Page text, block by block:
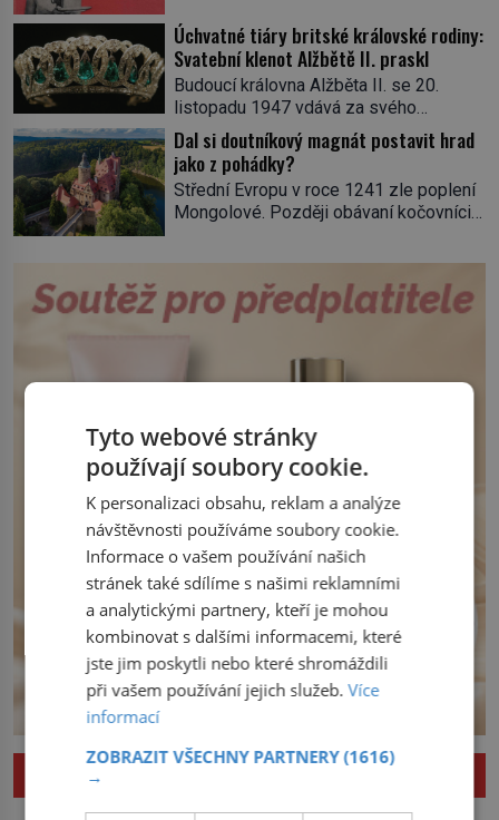
prohlásil o něm jiný významný
francouzský revolucionář, Honoré de
Mirabeau […]
rychle v jedné ze „sandtnerek“.
„Zaplaťpánbůh, že už nemusíme chodit
s lístky,“ povzdechne si směrem ke
služce, kterou má v kuchyni k ruce.
Ještě v prvních letech nové republiky
fungoval kvůli nedostatku zboží
přídělový systém. […]
Úchvatné tiáry britské královské rodiny:
Svatební klenot Alžbětě II. praskl
Budoucí královna Alžběta II. se 20.
listopadu 1947 vdává za svého
vyvoleného Filipa Mountbattena. Aby
měla na obřad ve Westminsteru podle
tradice „něco vypůjčeného“, její matka jí
věnuje jedinečný šperk ze své
soukromé kolekce – diamantovou tiáru
tiára,“ zhodnotil klenot britský politik Sir
Henry Channon (1897–1958), když si […]
Dal si doutníkový magnát postavit hrad
jako z pohádky?
Střední Evropu v roce 1241 zle poplení
Mongolové. Později obávaní kočovníci
jednat. Na další případné řádění barbarů
z východu se chce pečlivě připravit!
Český král Václav I. (1205–1253) přijme
ZAJÍMAVOSTI
Tyto webové stránky
používají soubory cookie.
K personalizaci obsahu, reklam a analýze
návštěvnosti používáme soubory cookie.
Informace o vašem používání našich
stránek také sdílíme s našimi reklamními
a analytickými partnery, kteří je mohou
kombinovat s dalšími informacemi, které
jste jim poskytli nebo které shromáždili
při vašem používání jejich služeb.Více
informací
ZOBRAZIT VŠECHNY PARTNERY(1616)
→